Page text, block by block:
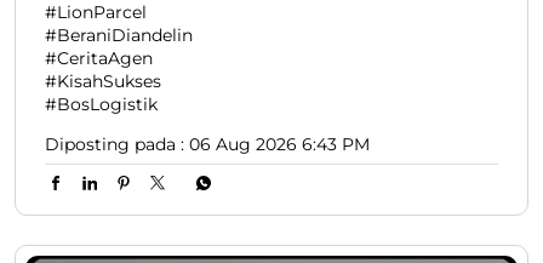
#LionParcel
#BeraniDiandelin
#CeritaAgen
#KisahSukses
#BosLogistik
Diposting pada : 06 Aug 2026 6:43 PM